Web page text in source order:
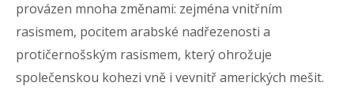
provázen mnoha změnami: zejména vnitřním
rasismem, pocitem arabské nadřezenosti a
protičernošským rasismem, který ohrožuje
společenskou kohezi vně i vevnitř amerických mešit.